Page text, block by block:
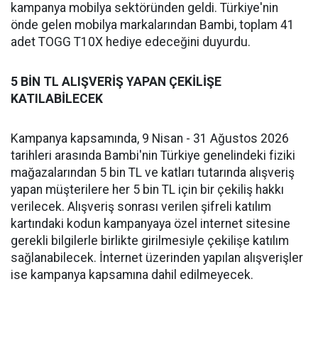
kampanya mobilya sektöründen geldi. Türkiye'nin
önde gelen mobilya markalarından Bambi, toplam 41
adet TOGG T10X hediye edeceğini duyurdu.
5 BİN TL ALIŞVERİŞ YAPAN ÇEKİLİŞE
KATILABİLECEK
Kampanya kapsamında, 9 Nisan - 31 Ağustos 2026
tarihleri arasında Bambi'nin Türkiye genelindeki fiziki
mağazalarından 5 bin TL ve katları tutarında alışveriş
yapan müşterilere her 5 bin TL için bir çekiliş hakkı
verilecek. Alışveriş sonrası verilen şifreli katılım
kartındaki kodun kampanyaya özel internet sitesine
gerekli bilgilerle birlikte girilmesiyle çekilişe katılım
sağlanabilecek. İnternet üzerinden yapılan alışverişler
ise kampanya kapsamına dahil edilmeyecek.